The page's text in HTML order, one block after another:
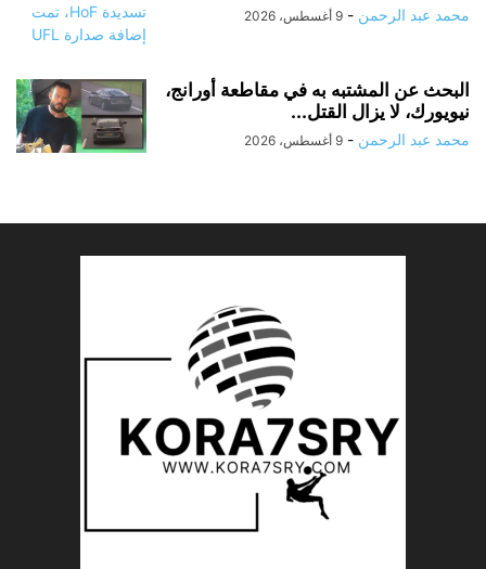
محمد عبد الرحمن - 9 أغسطس، 2026
البحث عن المشتبه به في مقاطعة أورانج،
نيويورك، لا يزال القتل...
محمد عبد الرحمن - 9 أغسطس، 2026